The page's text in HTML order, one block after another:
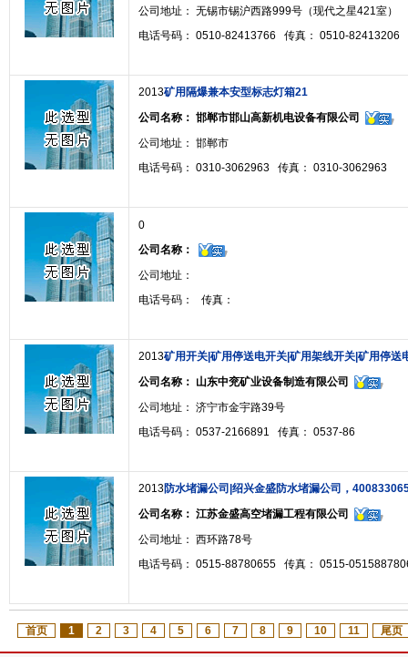
公司地址： 无锡市锡沪西路999号（现代之星421室）
电话号码： 0510-82413766 传真： 0510-82413206
2013矿用隔爆兼本安型标志灯箱21
公司名称： 邯郸市邯山高新机电设备有限公司
公司地址： 邯郸市
电话号码： 0310-3062963 传真： 0310-3062963
0
公司名称：
公司地址：
电话号码： 传真：
2013矿用开关|矿用停送电开关|矿用架线开关|矿用停送
公司名称： 山东中兖矿业设备制造有限公司
公司地址： 济宁市金宇路39号
电话号码： 0537-2166891 传真： 0537-86
2013防水堵漏公司|绍兴金盛防水堵漏公司，
公司名称： 江苏金盛高空堵漏工程有限公司
公司地址： 西环路78号
电话号码： 0515-88780655 传真： 0515-
首页 1 2 3 4 5 6 7 8 9 10 11 尾页